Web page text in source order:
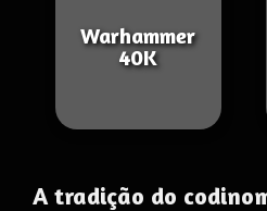
Warhammer
40K
A tradição do